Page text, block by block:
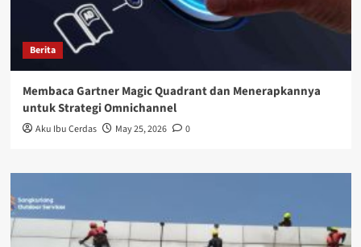
Berita
Membaca Gartner Magic Quadrant dan Menerapkannya
untuk Strategi Omnichannel
Aku Ibu Cerdas May 25, 2026 0